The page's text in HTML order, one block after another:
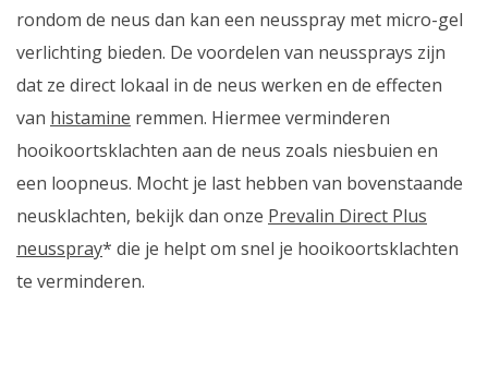
rondom de neus dan kan een neusspray met micro-gel
verlichting bieden. De voordelen van neussprays zijn
dat ze direct lokaal in de neus werken en de effecten
van histamine remmen. Hiermee verminderen
hooikoortsklachten aan de neus zoals niesbuien en
een loopneus. Mocht je last hebben van bovenstaande
neusklachten, bekijk dan onze Prevalin Direct Plus
neusspray* die je helpt om snel je hooikoortsklachten
te verminderen.